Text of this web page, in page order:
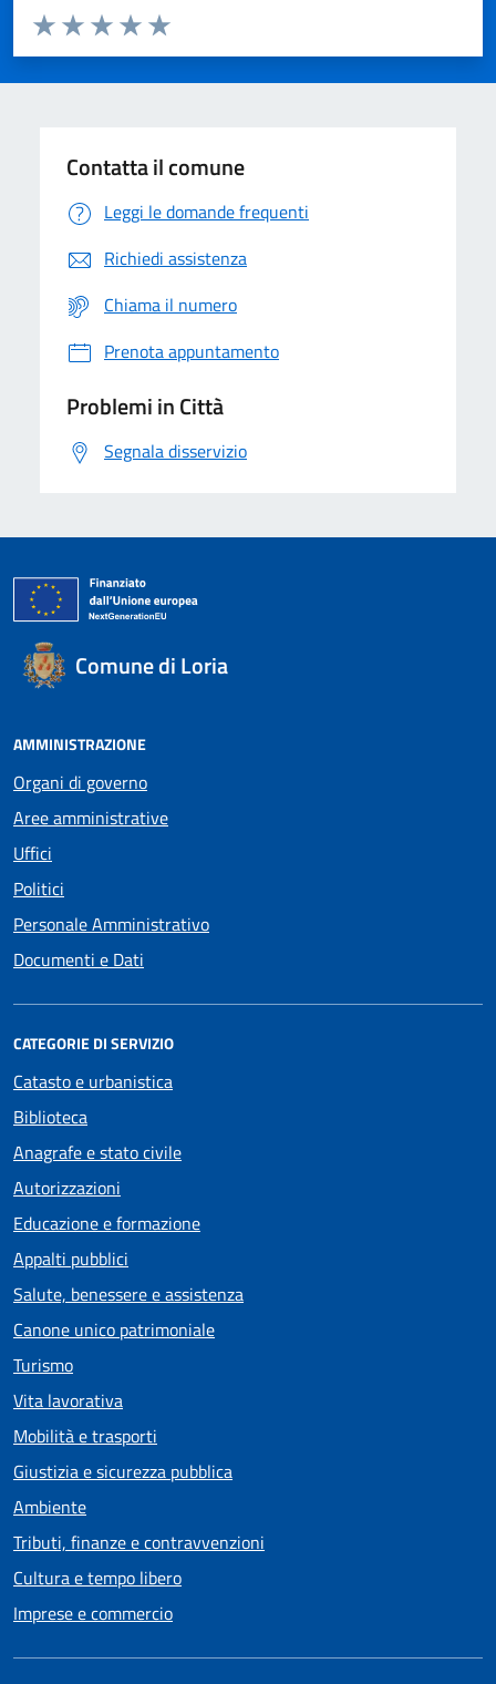
Domanda
Valuta da 1 a 5 stelle la pagina
Valuta 5 stelle su 5
Valuta 4 stelle su 5
Valuta 3 stelle su 5
Valuta 2 stelle su 5
Valuta 1 stelle su 5
Contatta il comune
Leggi le domande frequenti
Richiedi assistenza
Chiama il numero
Prenota appuntamento
Problemi in Città
Segnala disservizio
Comune di Loria
AMMINISTRAZIONE
Organi di governo
Aree amministrative
Uffici
Politici
Personale Amministrativo
Documenti e Dati
CATEGORIE DI SERVIZIO
Catasto e urbanistica
Biblioteca
Anagrafe e stato civile
Autorizzazioni
Educazione e formazione
Appalti pubblici
Salute, benessere e assistenza
Canone unico patrimoniale
Turismo
Vita lavorativa
Mobilità e trasporti
Giustizia e sicurezza pubblica
Ambiente
Tributi, finanze e contravvenzioni
Cultura e tempo libero
Imprese e commercio